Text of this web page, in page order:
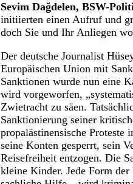
Sevim Dağdelen, BSW-
initiierten einen Aufruf und
doch Sie und Ihr Anliegen
Der deutsche Journalist
Europäischen Union mit
Sanktionen wurde nun eine
wird vorgeworfen,
Zwietracht zu säen.
Sanktionierung seiner
propalästinensische Proteste
seine Konten gesperrt, sein
Reisefreiheit entzogen. Die
kleine Kinder. Jede Form